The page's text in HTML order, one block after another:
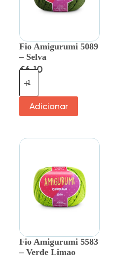
Fio Amigurumi 5089
– Selva
€6.10
Adicionar
Fio Amigurumi 5583
– Verde Limao